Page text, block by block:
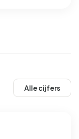
Alle cijfers